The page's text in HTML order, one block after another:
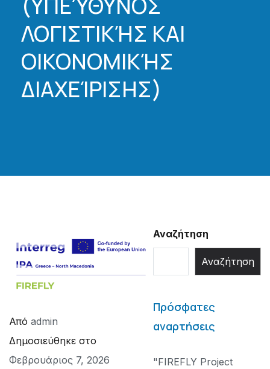
ΛΟΓΙΣΤΙΚΉΣ ΚΑΙ
ΟΙΚΟΝΟΜΙΚΉΣ
ΔΙΑΧΕΊΡΙΣΗΣ)
Από admin
Δημοσιεύθηκε στο
Φεβρουάριος 7, 2026
Αναζήτηση
Αναζήτηση
Πρόσφατες
αναρτήσεις
"FIREFLY Project